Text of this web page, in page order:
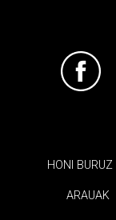
HONI BURUZ
ARAUAK